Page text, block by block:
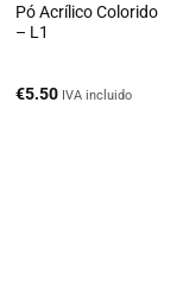
Pó Acrílico Colorido
– L1
€5.50 IVA incluido